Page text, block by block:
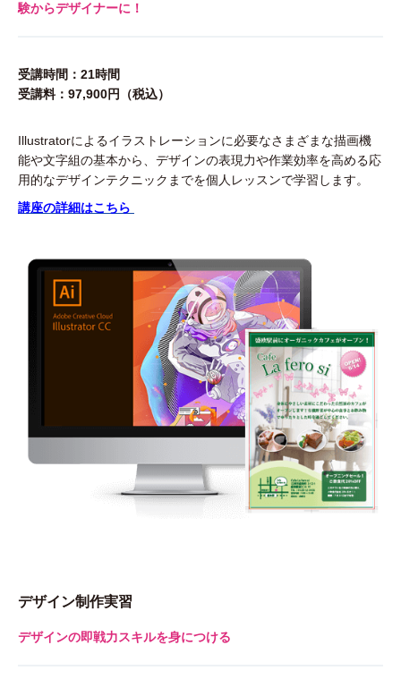
験からデザイナーに！
受講時間：21時間
受講料：97,900円（税込）
Illustratorによるイラストレーションに必要なさまざまな描画機
能や文字組の基本から、デザインの表現力や作業効率を高める応
用的なデザインテクニックまでを個人レッスンで学習します。
講座の詳細はこちら
デザイン制作実習
デザインの即戦力スキルを身につける